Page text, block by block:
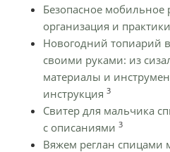
Безопасное мобильное
организация и практики
Новогодний топиарий
своими руками: из
материалы и
инструкция 3
Cвитер для мальчика
с описаниями 3
Вяжем реглан спицами